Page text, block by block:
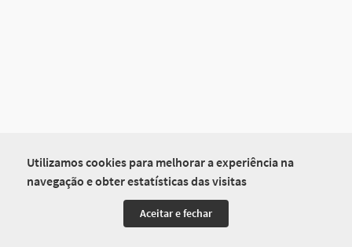
Utilizamos cookies para melhorar a experiência na
navegação e obter estatísticas das visitas
Aceitar e fechar